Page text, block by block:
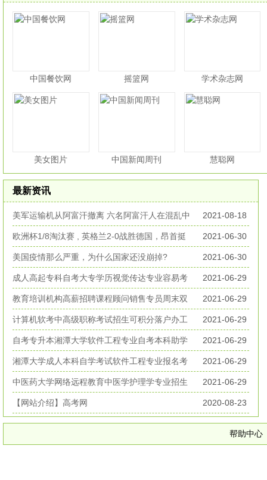
中国餐饮网 摇篮网 学术杂志网
美女图片 中国新闻周刊 慧聪网
最新资讯
美军运输机从阿富汗撤离 六名阿富汗人在混乱中
丧生
2021-08-18
欧洲杯1/8淘汰赛 , 英格兰2-0战胜德国，昂首挺
进欧洲杯八强
2021-06-30
美国疫情那么严重，为什么国家还没崩掉? 2021-06-30
成人高起专科自考大专学历视觉传达专业容易考
好毕业
2021-06-29
教育培训机构高薪招聘课程顾问销售专员周末双
休无加班
2021-06-29
计算机软考中高级职称考试招生可积分落户办工
作居住证
2021-06-29
自考专升本湘潭大学软件工程专业自考本科助学
考试招生
2021-06-29
湘潭大学成人本科自学考试软件工程专业报名考
试简章
2021-06-29
中医药大学网络远程教育中医学护理学专业招生
简章
2021-06-29
【网站介绍】高考网 2020-08-23
帮助中心